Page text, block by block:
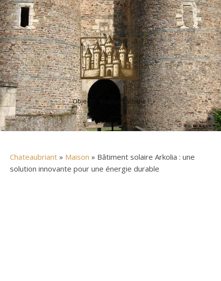
Objectif : toujours visible !
Chateaubriant » Maison » Bâtiment solaire Arkolia : une
solution innovante pour une énergie durable